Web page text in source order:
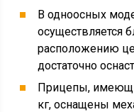
В одноосных
осуществляется
расположению
достаточно
Прицепы,
кг, оснащены